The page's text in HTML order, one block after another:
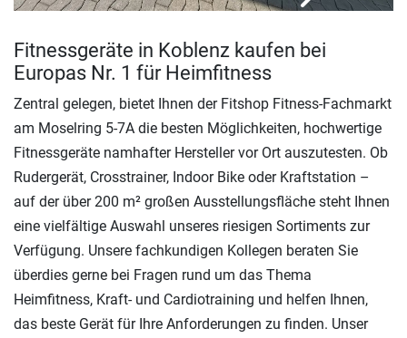
Fitnessgeräte in Koblenz kaufen bei
Europas Nr. 1 für Heimfitness
Zentral gelegen, bietet Ihnen der Fitshop Fitness-Fachmarkt
am Moselring 5-7A die besten Möglichkeiten, hochwertige
Fitnessgeräte namhafter Hersteller vor Ort auszutesten. Ob
Rudergerät, Crosstrainer, Indoor Bike oder Kraftstation –
auf der über 200 m² großen Ausstellungsfläche steht Ihnen
eine vielfältige Auswahl unseres riesigen Sortiments zur
Verfügung. Unsere fachkundigen Kollegen beraten Sie
überdies gerne bei Fragen rund um das Thema
Heimfitness, Kraft- und Cardiotraining und helfen Ihnen,
das beste Gerät für Ihre Anforderungen zu finden. Unser